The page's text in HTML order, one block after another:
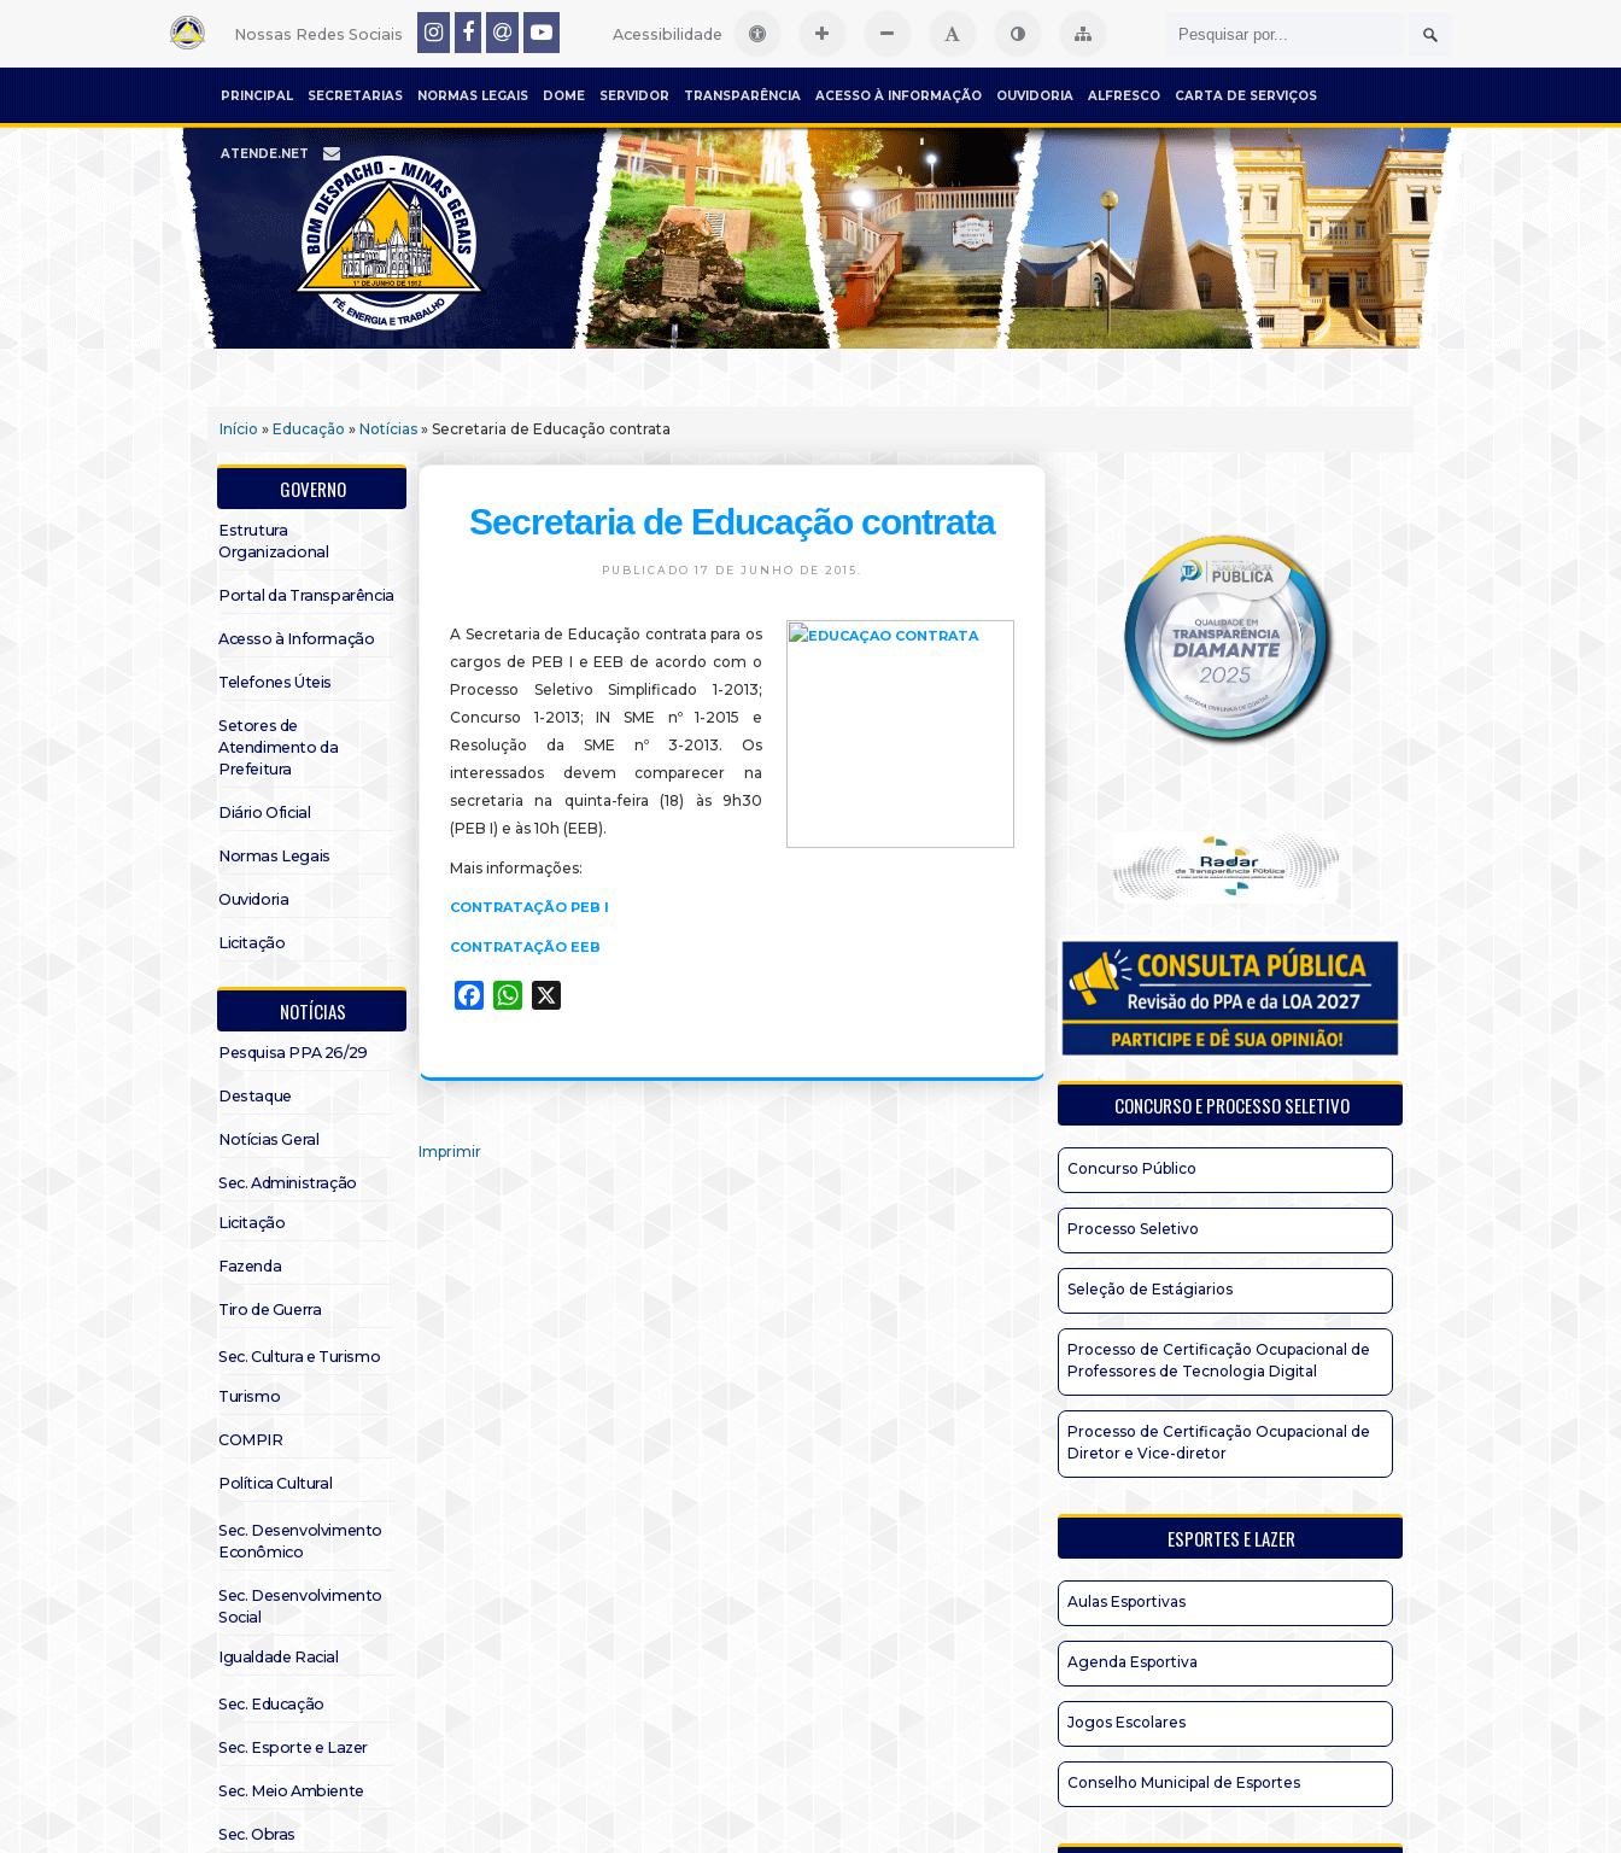
Nossas Redes Sociais Acessibilidade
PRINCIPAL SECRETARIAS NORMAS LEGAIS DOME SERVIDOR TRANSPARÊNCIA ACESSO À INFORMAÇÃO OUVIDORIA ALFRESCO CARTA DE SERVIÇOS
ATENDE.NET
Início » Educação » Notícias » Secretaria de Educação contrata
GOVERNO
Estrutura
Organizacional
Portal da Transparência
Acesso à Informação
Telefones Úteis
Setores de
Atendimento da
Prefeitura
Diário Oficial
Normas Legais
Ouvidoria
Licitação
NOTÍCIAS
Pesquisa PPA 26/29
Destaque
Notícias Geral
Sec. Administração
Licitação
Fazenda
Tiro de Guerra
Sec. Cultura e Turismo
Turismo
COMPIR
Política Cultural
Sec. Desenvolvimento
Econômico
Sec. Desenvolvimento
Social
Igualdade Racial
Sec. Educação
Sec. Esporte e Lazer
Sec. Meio Ambiente
Sec. Obras
Secretaria de Educação contrata
PUBLICADO 17 DE JUNHO DE 2015.
A Secretaria de Educação contrata para os
cargos de PEB I e EEB de acordo com o
Processo Seletivo Simplificado 1-2013;
Concurso 1-2013; IN SME nº 1-2015 e
Resolução da SME nº 3-2013. Os
interessados devem comparecer na
secretaria na quinta-feira (18) às 9h30
(PEB I) e às 10h (EEB).
Mais informações:
CONTRATAÇÃO PEB I
CONTRATAÇÃO EEB
FacebookWhatsApp
Imprimir
CONCURSO E PROCESSO SELETIVO
Concurso Público
Processo Seletivo
Seleção de Estágiarios
Processo de Certificação Ocupacional de
Professores de Tecnologia Digital
Processo de Certificação Ocupacional de
Diretor e Vice-diretor
ESPORTES E LAZER
Aulas Esportivas
Agenda Esportiva
Jogos Escolares
Conselho Municipal de Esportes